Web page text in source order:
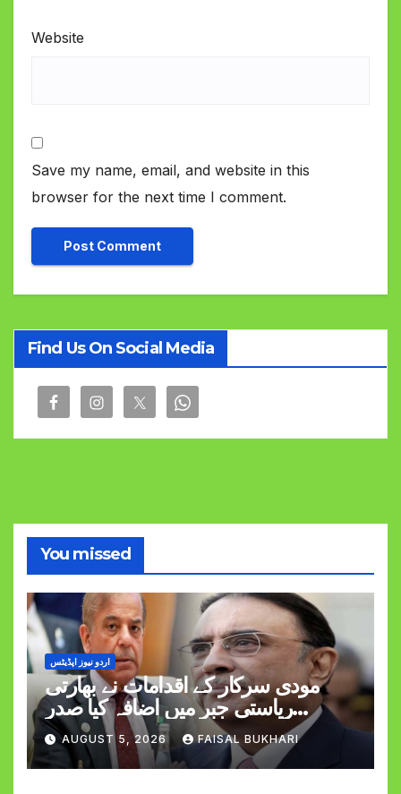
Website
Save my name, email, and website in this
browser for the next time I comment.
Find Us On Social Media
You missed
اردو نیوز اپڈیٹس
مودی سرکار کے اقدامات نے بھارتی
ریاستی جبر میں اضافہ کیا صدر
وزیراعظم
AUGUST 5, 2026 FAISAL BUKHARI